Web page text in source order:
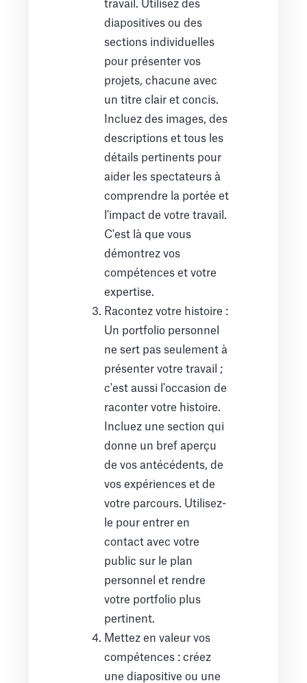
travail. Utilisez des
diapositives ou des
sections individuelles
pour présenter vos
projets, chacune avec
un titre clair et concis.
Incluez des images, des
descriptions et tous les
détails pertinents pour
aider les spectateurs à
comprendre la portée et
l'impact de votre travail.
C'est là que vous
démontrez vos
compétences et votre
expertise.
Racontez votre histoire :
Un portfolio personnel
ne sert pas seulement à
présenter votre travail ;
c'est aussi l'occasion de
raconter votre histoire.
Incluez une section qui
donne un bref aperçu
de vos antécédents, de
vos expériences et de
votre parcours. Utilisez-
le pour entrer en
contact avec votre
public sur le plan
personnel et rendre
votre portfolio plus
pertinent.
Mettez en valeur vos
compétences : créez
une diapositive ou une